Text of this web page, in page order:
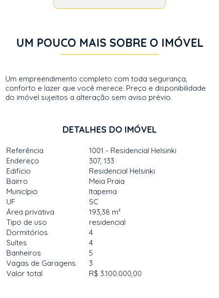
UM POUCO MAIS SOBRE O IMÓVEL
Um empreendimento completo com toda segurança,
conforto e lazer que você merece. Preço e disponibilidade
do imóvel sujeitos a alteração sem aviso prévio.
DETALHES DO IMÓVEL
Referência
1001 - Residencial Helsinki
Endereço
307, 133
Edificio
Residencial Helsinki
Bairro
Meia Praia
Município
Itapema
UF
SC
Área privativa
193,38 m²
Tipo de uso
residencial
Dormitórios
4
Suítes
4
Banheiros
5
Vagas de Garagens
3
Valor total
R$ 3.100.000,00